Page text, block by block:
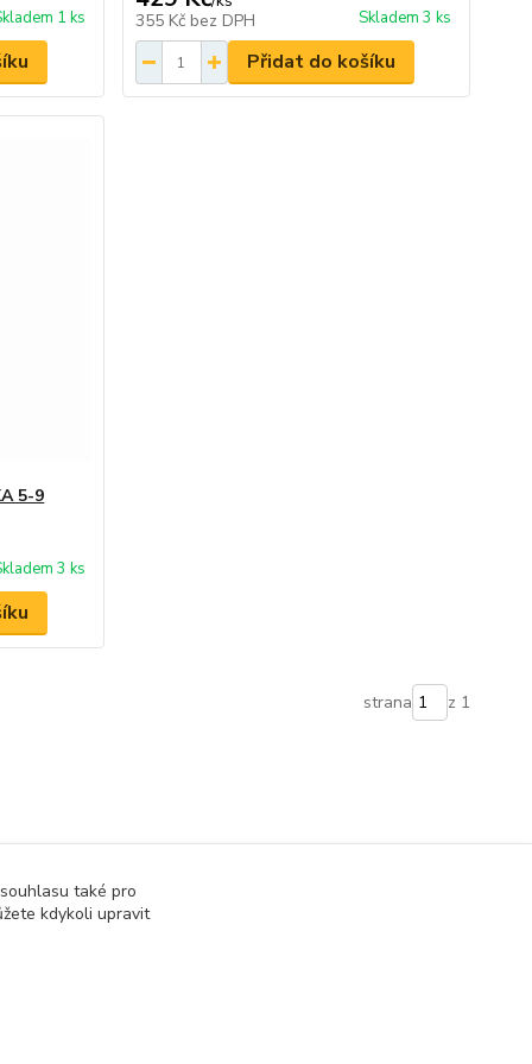
1 ks
355 Kč bez DPH Skladem 3 ks
Přidat do košíku
5-9
3 ks
strana z 1
také pro
kdykoli upravit